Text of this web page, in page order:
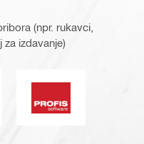
(npr. rukavci,
izdavanje)
energetskom i ekološkom
Softver PROFIS